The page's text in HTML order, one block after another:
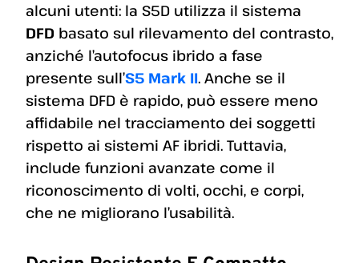
alcuni utenti: la S5D utilizza il sistema
DFD basato sul rilevamento del contrasto,
anziché l’autofocus ibrido a fase
presente sull’S5 Mark II. Anche se il
sistema DFD è rapido, può essere meno
affidabile nel tracciamento dei soggetti
rispetto ai sistemi AF ibridi. Tuttavia,
include funzioni avanzate come il
riconoscimento di volti, occhi, e corpi,
che ne migliorano l’usabilità.